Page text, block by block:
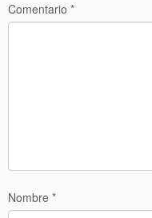
Comentario *
Nombre *